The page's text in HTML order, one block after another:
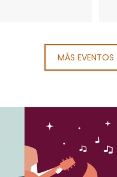
MÁS EVENTOS